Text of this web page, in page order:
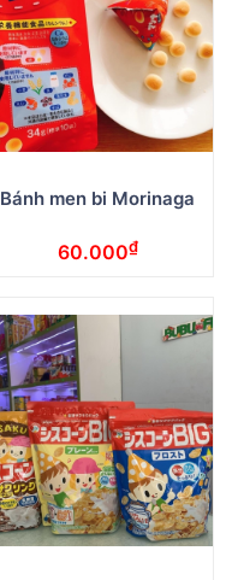
Bánh men bi Morinaga
60.000₫